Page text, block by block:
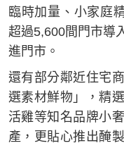
臨時加量、小家庭
超過5,600間門市導
進門市。
還有部分鄰近住宅
選素材鮮物」，精
活雞等知名品牌小
產，更貼心推出醃